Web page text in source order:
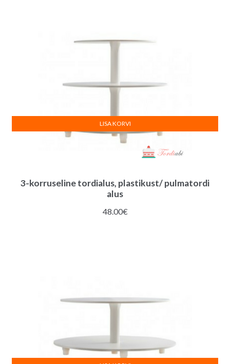
3-korruseline tordialus, plastikust/ pulmatordi
alus
48.00€
LISA KORVI